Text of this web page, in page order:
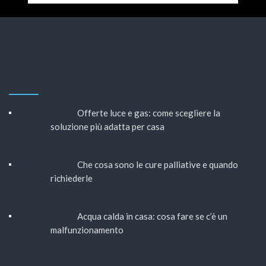
Offerte luce e gas: come scegliere la
soluzione più adatta per casa
Che cosa sono le cure palliative e quando
richiederle
Acqua calda in casa: cosa fare se c’è un
malfunzionamento